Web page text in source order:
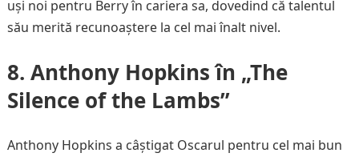
uși noi pentru Berry în cariera sa, dovedind că talentul
său merită recunoaștere la cel mai înalt nivel.
8. Anthony Hopkins în „The
Silence of the Lambs”
Anthony Hopkins a câștigat Oscarul pentru cel mai bun